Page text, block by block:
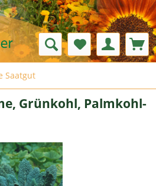
Saatgut
Grünkohl, Palmkohl-